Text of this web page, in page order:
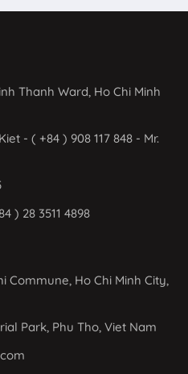
Thanh Ward, Ho Chi Minh
- ( +84 ) 908 117 848 - Mr.
) 28 3511 4898
Commune, Ho Chi Minh City,
Park, Phu Tho, Viet Nam